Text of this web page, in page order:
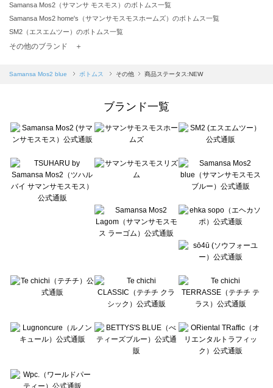
Samansa Mos2（サマンサ モスモス）のボトムス一覧
Samansa Mos2 home's（サマンサモスモスホームズ）のボトムス一覧
SM2（エスエムツー）のボトムス一覧
TSUHARU by Samansa Mos2（ツハルバイサマンサモスモス）のボトムス一覧
Samansa Mos2 blue（サマンサモスモス ブルー）のボトムス一覧
sō4ū（ソウフォーユー）のボトムス一覧
Te chichi（テチチ）のボトムス一覧
Te chichi CLASSIC（テチチ クラシック）のボトムス一覧
Lugnoncure（ルノンキュール）のボトムス一覧
BETTY'S BLUE（べティーズブルー）のボトムス一覧
Wpc.（ワールドパーティー）のボトムス一覧
その他のブランド ＋
Samansa Mos2 blue ボトムス その他 商品ステータス:NEW
ブランド一覧